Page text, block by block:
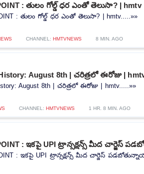
: తులం గోల్డ్‌ ధర ఎంతో తెలుసా? | hmtv
: తులం గోల్డ్‌ ధర ఎంతో తెలుసా? | hmtv.....»»
CHANNEL: HMTVNEWS 8 MIN. AGO
August 8th | చరిత్రలో ఈరోజు |
August 8th | చరిత్రలో ఈరోజు | hmtv.....»»
CHANNEL: HMTVNEWS 1 HR. 8 MIN. AGO
: ఇకపై UPI ట్రాన్సక్షన్స్ మీద చార్జెస్
: ఇకపై UPI ట్రాన్సక్షన్స్ మీద చార్జెస్